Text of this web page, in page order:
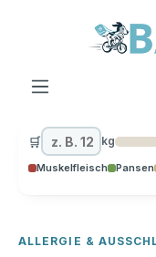
🛒 kg
Muskelfleisch Pansen
ALLERGIE &